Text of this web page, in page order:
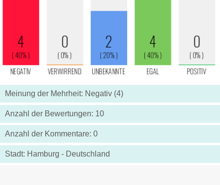
Meinung der Mehrheit: Negativ (4)
Anzahl der Bewertungen: 10
Anzahl der Kommentare: 0
Stadt: Hamburg - Deutschland